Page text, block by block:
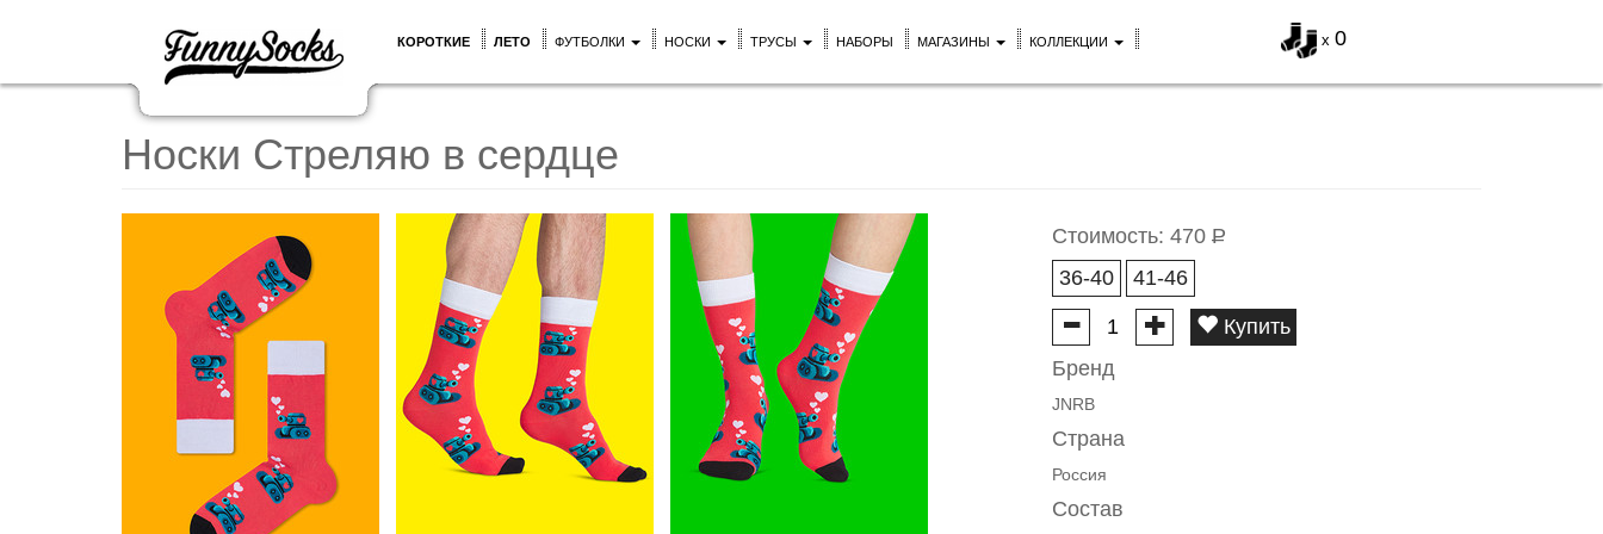
x 0
КОРОТКИЕ ЛЕТО ФУТБОЛКИ НОСКИ ТРУСЫ НАБОРЫ МАГАЗИНЫ КОЛЛЕКЦИИ
Носки Стреляю в сердце
Стоимость: 470 Р
36-40
41-46
Купить
Бренд
JNRB
Страна
Россия
Состав